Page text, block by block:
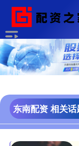
东南配资 相关话